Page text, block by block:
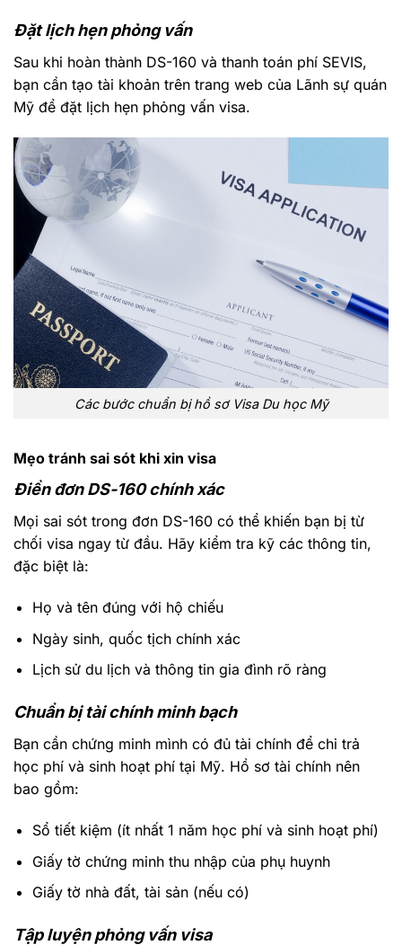
Đặt lịch hẹn phỏng vấn
Sau khi hoàn thành DS-160 và thanh toán phí SEVIS,
bạn cần tạo tài khoản trên trang web của Lãnh sự quán
Mỹ để đặt lịch hẹn phỏng vấn visa.
Các bước chuẩn bị hồ sơ Visa Du học Mỹ
Mẹo tránh sai sót khi xin visa
Điền đơn DS-160 chính xác
Mọi sai sót trong đơn DS-160 có thể khiến bạn bị từ
chối visa ngay từ đầu. Hãy kiểm tra kỹ các thông tin,
đặc biệt là:
Họ và tên đúng với hộ chiếu
Ngày sinh, quốc tịch chính xác
Lịch sử du lịch và thông tin gia đình rõ ràng
Chuẩn bị tài chính minh bạch
Bạn cần chứng minh mình có đủ tài chính để chi trả
học phí và sinh hoạt phí tại Mỹ. Hồ sơ tài chính nên
bao gồm:
Sổ tiết kiệm (ít nhất 1 năm học phí và sinh hoạt phí)
Giấy tờ chứng minh thu nhập của phụ huynh
Giấy tờ nhà đất, tài sản (nếu có)
Tập luyện phỏng vấn visa